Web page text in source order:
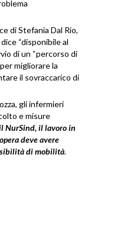
di Stefania Dal Rio,
“disponibile al
di un “percorso di
migliorare la
il sovraccarico di
gli infermieri
e misure
NurSind,il lavoro in
deve avere
di mobilità.